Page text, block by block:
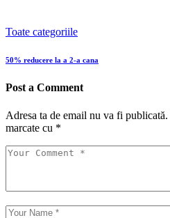
Toate categoriile
50% reducere la a 2-a cana
Post a Comment
Adresa ta de email nu va fi publicată.
marcate cu *